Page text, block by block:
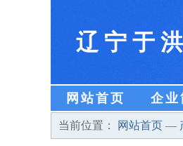
辽宁于
网站首页 企业
当前位置： 网站首页 —